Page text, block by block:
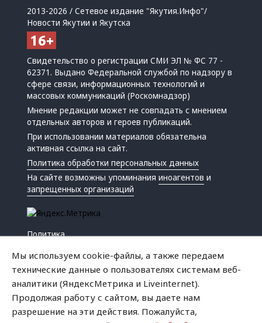
2013-2026 / Сетевое издание "Якутия.Инфо"/
Новости Якутии и Якутска
Свидетельство о регистрации СМИ ЭЛ № ФС 77 -
62371. Выдано Федеральной службой по надзору в
сфере связи, информационных технологий и
массовых коммуникаций (Роскомнадзор)
Мнение редакции может не совпадать с мнением
отдельных авторов и героев публикаций.
При использовании материалов обязательна
активная ссылка на сайт.
Политика обработки персональных данных
На сайте возможны упоминанияиноагентов и
запрещенных организаций
Политика
Мы используем cookie-файлы, а также передаем
технические данные о пользователях системам веб-
аналитики (ЯндексМетрика и Liveinternet).
Продолжая работу с сайтом, вы даете нам
разрешение на эти действия. Пожалуйста,